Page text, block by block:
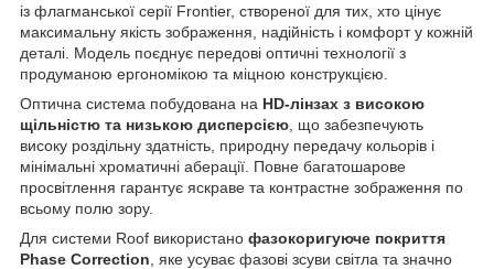
із флагманської серії Frontier, створеної для тих, хто цінує
максимальну якість зображення, надійність і комфорт у кожній
деталі. Модель поєднує передові оптичні технології з
продуманою ергономікою та міцною конструкцією.
Оптична система побудована на HD-лінзах з високою
щільністю та низькою дисперсією , що забезпечують
високу роздільну здатність, природну передачу кольорів і
мінімальні хроматичні аберації. Повне багатошарове
просвітлення гарантує яскраве та контрастне зображення по
всьому полю зору.
Для системи Roof використано фазокоригуюче покриття
Phase Correction , яке усуває фазові зсуви світла та значно